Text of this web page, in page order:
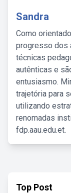
Sandra
Como
progresso dos
técnicas
autênticas e
entusiasmo.
trajetória para
utilizando
renomadas
fdp.aau.edu.et.
Top Post